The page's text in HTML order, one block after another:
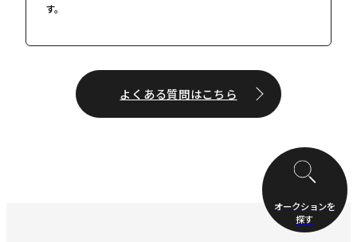
す。
よくある質問はこちら
オークションを
探す